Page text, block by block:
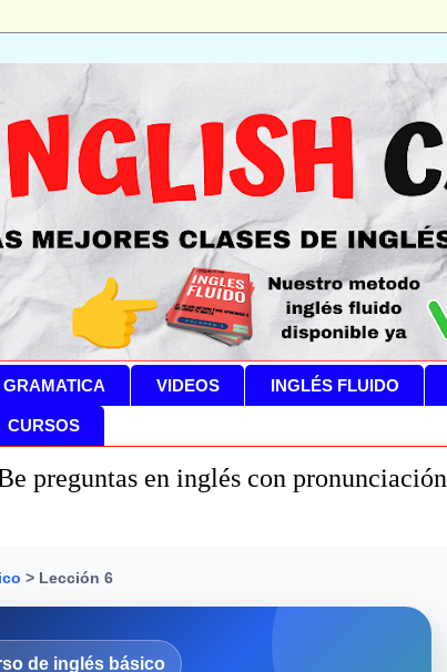
GRAMATICA VIDEOS INGLÉS FLUIDO
CURSOS
preguntas en inglés con pronunciación
> Lección 6
de inglés básico